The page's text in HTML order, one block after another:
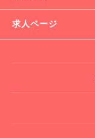
求人ページ